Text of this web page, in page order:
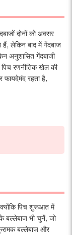
दोनों को अवसर
लेकिन बाद में गेंदबाज
अनुशासित गेंदबाजी
रणनीतिक खेल की
फायदेमंद रहता है,
क्योंकि पिच शुरूआत में
बल्लेबाज भी चुनें, जो
बल्लेबाज और